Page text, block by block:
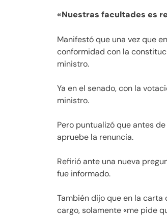
«Nuestras facultades es
Manifestó que una vez que
conformidad con la
ministro.
Ya en el senado, con la
ministro.
Pero puntualizó que antes
apruebe la renuncia.
Refirió ante una nueva
fue informado.
También dijo que en la carta
cargo, solamente «me pide